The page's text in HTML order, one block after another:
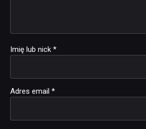
Imię lub nick *
Adres email *